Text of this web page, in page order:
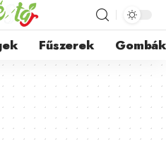
Fűszerek Gombák